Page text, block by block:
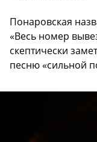
Понаровская
«Весь номер
скептически
песню «сильной